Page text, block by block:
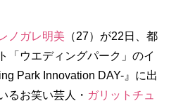
ノガレ明美 （27）が22日、都
「ウエディングパーク」のイ
Park Innovation DAY-』に出
るお笑い芸人・ ガリットチュ